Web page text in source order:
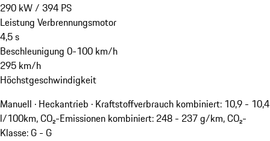
290 kW/ 394 PS
Leistung Verbrennungsmotor
4,5s
Beschleunigung 0-100 km/h
295 km/h
Höchstgeschwindigkeit
Manuell · Heckantrieb · Kraftstoffverbrauch kombiniert: 10,9 - 10,4
l/100km, CO₂-Emissionen kombiniert: 248 - 237 g/km, CO₂-
Klasse: G - G